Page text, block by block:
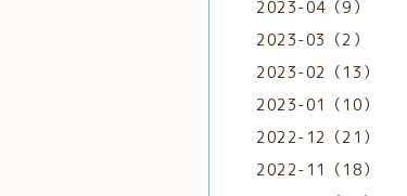
2023-04（9）
2023-03（2）
2023-02（13）
2023-01（10）
2022-12（21）
2022-11（18）